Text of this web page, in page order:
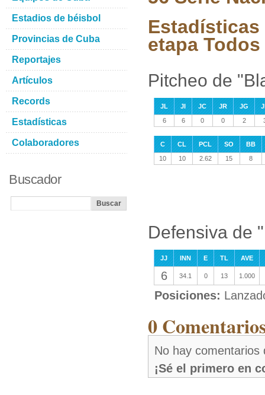
etapa
Pitcheo de
JL JI JC JR JG
6
6 0 0 2
C CL PCL SO
BB
10
10 2.62 15 8
Defensiva de
JJ INN E TL AVE
6 34.1 0 13 1.000
Posiciones:
0
No hay comentarios
¡Sé el primero en
Estadios de béisbol
Provincias de Cuba
Reportajes
Artículos
Records
Estadísticas
Colaboradores
Buscador